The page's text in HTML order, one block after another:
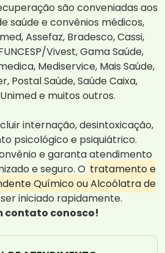
são conveniadas aos
saúde e convênios médicos,
Assefaz, Bradesco, Cassi,
Vivest, Gama Saúde,
Mediservice, Mais Saúde,
Postal Saúde, Saúde Caixa,
e muitos outros.
internação, desintoxicação,
psicológico e psiquiátrico.
e garanta atendimento
e seguro. O tratamento e
Químico ou Alcoólatra de
iniciado rapidamente.
contato conosco!